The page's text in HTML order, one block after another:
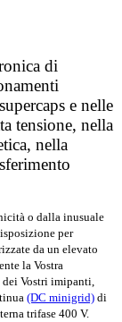
di
e nelle
tensione, nella
nella
o dalla inusuale
per
da un elevato
la Vostra
dei Vostri imipanti,
(DC minigrid) di
trifase 400 V.